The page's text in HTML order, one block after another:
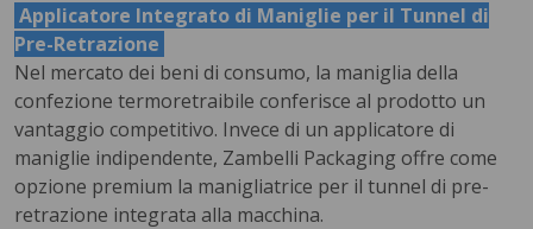
Applicatore Integrato di Maniglie per il Tunnel di
Pre-Retrazione
Nel mercato dei beni di consumo, la maniglia della
confezione termoretraibile conferisce al prodotto un
vantaggio competitivo. Invece di un applicatore di
maniglie indipendente, Zambelli Packaging offre come
opzione premium la manigliatrice per il tunnel di pre-
retrazione integrata alla macchina.